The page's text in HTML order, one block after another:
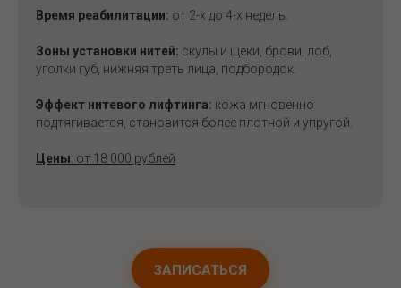
Время реабилитации: от 2-х до 4-х недель.
Зоны установки нитей: скулы и щеки, брови, лоб,
уголки губ, нижняя треть лица, подбородок.
Эффект нитевого лифтинга: кожа мгновенно
подтягивается, становится более плотной и упругой.
Цены: от 18 000 рублей
ЗАПИСАТЬСЯ